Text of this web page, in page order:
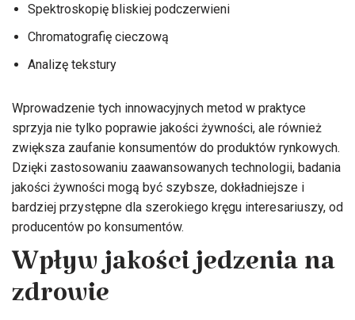
Spektroskopię bliskiej podczerwieni
Chromatografię cieczową
Analizę tekstury
Wprowadzenie tych innowacyjnych metod w praktyce
sprzyja nie tylko poprawie jakości żywności, ale również
zwiększa zaufanie konsumentów do produktów rynkowych.
Dzięki zastosowaniu zaawansowanych technologii, badania
jakości żywności mogą być szybsze, dokładniejsze i
bardziej przystępne dla szerokiego kręgu interesariuszy, od
producentów po konsumentów.
Wpływ jakości jedzenia na
zdrowie